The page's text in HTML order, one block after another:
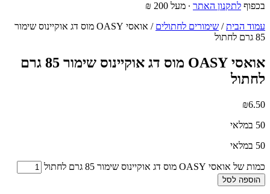
בכפוף לתקנון האתר ∙ מעל 200 ₪
עמוד הבית/ שימורים לחתולים
/ אואסי OASY מוס דג אוקיינוס שימור
85 גרם לחתול
אואסי OASY מוס דג אוקיינוס שימור 85 גרם
לחתול
₪6.50
50 במלאי
50 במלאי
כמות של אואסי OASY מוס דג אוקיינוס שימור 85 גרם לחתול
הוספה לסל